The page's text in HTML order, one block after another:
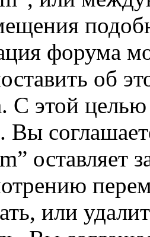
форума
об
С этой
оставляет
или